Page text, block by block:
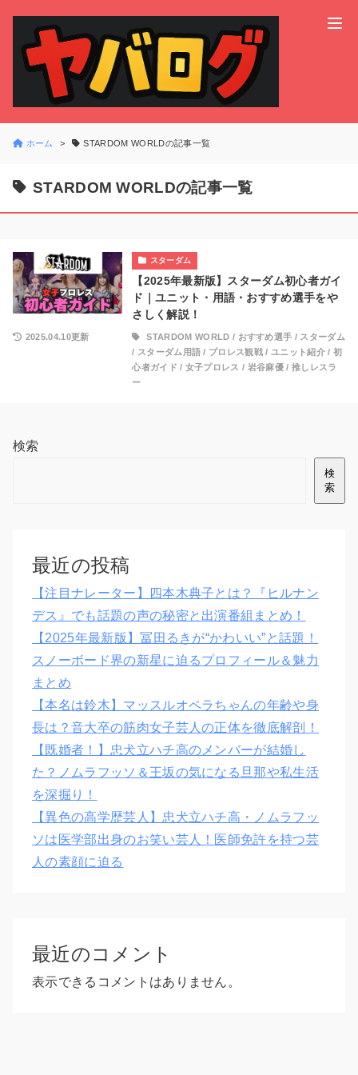
ホーム STARDOM WORLDの記事一覧
STARDOM WORLDの記事一覧
スターダム
【2025年最新版】スターダム初心者ガイ
ド｜ユニット・用語・おすすめ選手をや
さしく解説！
2025.04.10更新 STARDOM WORLD / おすすめ選手 / スターダム
/ スターダム用語 / プロレス観戦 / ユニット紹介/ 初
心者ガイド / 女子プロレス / 岩谷麻優 / 推しレスラ
ー
検索
検
索
最近の投稿
【注目ナレーター】四本木典子とは？『ヒルナン
デス』でも話題の声の秘密と出演番組まとめ！
【2025年最新版】冨田るきが“かわいい”と話題！
スノーボード界の新星に迫るプロフィール＆魅力
まとめ
【本名は鈴木】マッスルオペラちゃんの年齢や身
長は？音大卒の筋肉女子芸人の正体を徹底解剖！
【既婚者！】忠犬立ハチ高のメンバーが結婚し
た？ノムラフッソ＆王坂の気になる旦那や私生活
を深掘り！
【異色の高学歴芸人】忠犬立ハチ高・ノムラフッ
ソは医学部出身のお笑い芸人！医師免許を持つ芸
人の素顔に迫る
最近のコメント
表示できるコメントはありません。